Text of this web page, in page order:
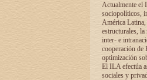
Actualmente el
sociopolíticos,
América Latina,
estructurales,
inter- e
cooperación de
optimización
El ILA efectúa
sociales y